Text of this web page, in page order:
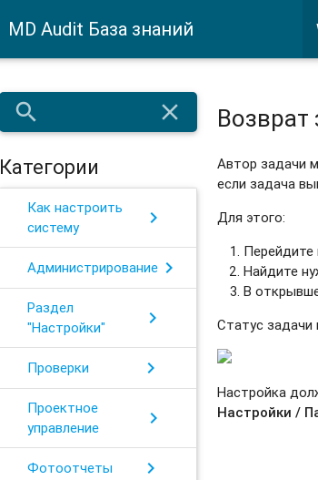
MD Audit База знаний
search close
Категории
Как настроить
систему
chevron_right
Администрированиеchevron_right
Раздел
"Настройки"
chevron_right
Проверки chevron_right
Проектное
управление
chevron_right
Фотоотчеты chevron_right
Возврат
Автор задачи
если задача
Для этого:
Найдите
В
Статус задачи
Настройка
Настройки /